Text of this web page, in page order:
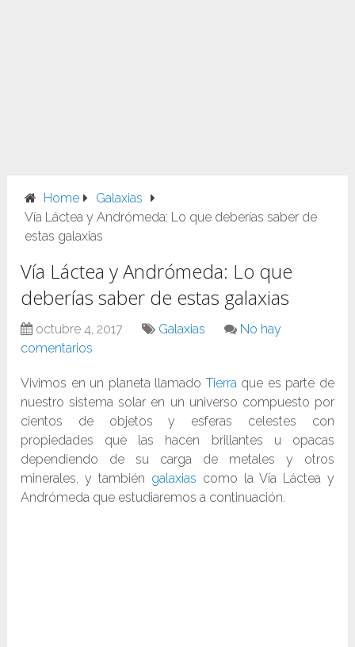
Home
Galaxias
Vía Láctea y Andrómeda: Lo que deberías saber de
estas galaxias
Vía Láctea y Andrómeda: Lo que
deberías saber de estas galaxias
octubre 4, 2017 Galaxias
No hay
comentarios
Vivimos en un planeta llamado Tierra que es parte de
nuestro sistema solar en un universo compuesto por
cientos de objetos y esferas celestes con
propiedades que las hacen brillantes u opacas
dependiendo de su carga de metales y otros
minerales, y también galaxias como la Vía Láctea y
Andrómeda que estudiaremos a continuación.